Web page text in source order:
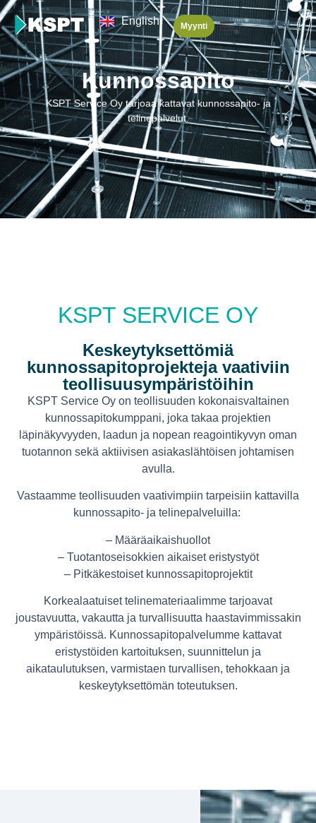
English Myynti
Kunnossapito
KSPT Service Oy tarjoaa kattavat kunnossapito- ja
telinepalvelut.
KSPT SERVICE OY
Keskeytyksettömiä
kunnossapitoprojekteja vaativiin
teollisuusympäristöihin
KSPT Service Oy on teollisuuden kokonaisvaltainen
kunnossapitokumppani, joka takaa projektien
läpinäkyvyyden, laadun ja nopean reagointikyvyn oman
tuotannon sekä aktiivisen asiakaslähtöisen johtamisen
avulla.
Vastaamme teollisuuden vaativimpiin tarpeisiin kattavilla
kunnossapito- ja telinepalveluilla:
– Määräaikaishuollot
– Tuotantoseisokkien aikaiset eristystyöt
– Pitkäkestoiset kunnossapitoprojektit
Korkealaatuiset telinemateriaalimme tarjoavat
joustavuutta, vakautta ja turvallisuutta haastavimmissakin
ympäristöissä. Kunnossapitopalvelumme kattavat
eristystöiden kartoituksen, suunnittelun ja
aikataulutuksen, varmistaen turvallisen, tehokkaan ja
keskeytyksettömän toteutuksen.